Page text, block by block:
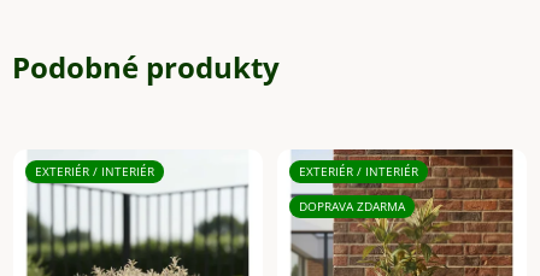
Podobné produkty
EXTERIÉR / INTERIÉR EXTERIÉR / INTERIÉR
DOPRAVA ZDARMA